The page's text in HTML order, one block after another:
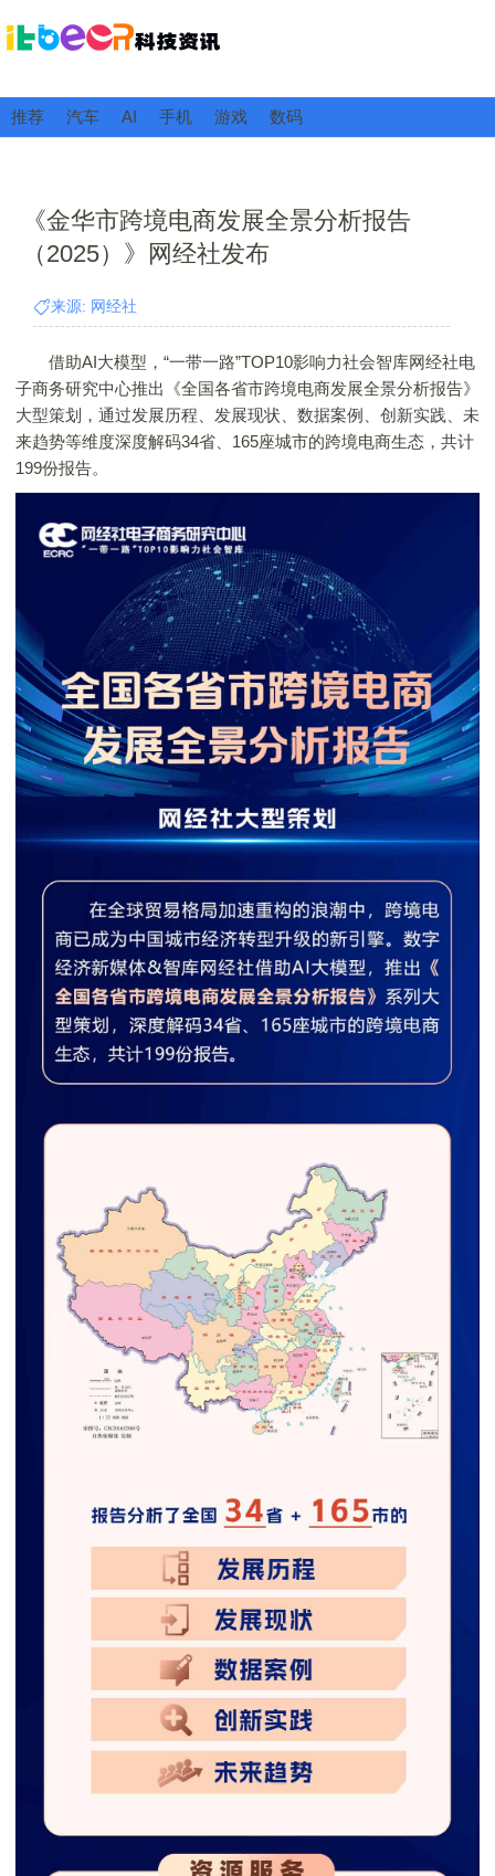
推荐 汽车 AI 手机 游戏 数码
《金华市跨境电商发展全景分析报告
（2025）》网经社发布
来源: 网经社
借助AI大模型，“一带一路”TOP10影响力社会智库网经社电
子商务研究中心推出《全国各省市跨境电商发展全景分析报告》
大型策划，通过发展历程、发展现状、数据案例、创新实践、未
来趋势等维度深度解码34省、165座城市的跨境电商生态，共计
199份报告。